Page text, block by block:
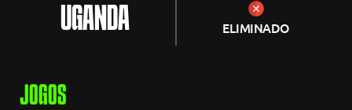
UGANDA ELIMINADO
JOGOS